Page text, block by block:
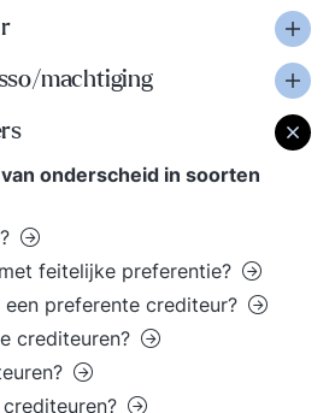
machtiging
onderscheid in soorten
feitelijke preferentie?
preferente crediteur?
crediteuren?